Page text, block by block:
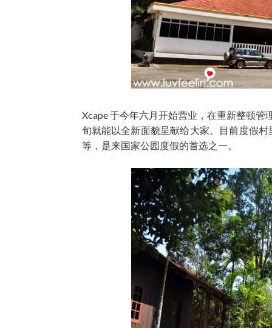
Xcape 于今年六月开始营业，在重新整顿
旬就能以全新面貌呈献给大家。目前度假
等，是来国家公园度假的首选之一。